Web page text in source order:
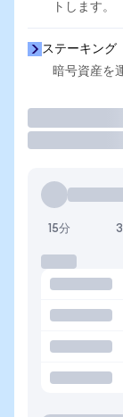
トします。
ステーキング
暗号資産を
15分